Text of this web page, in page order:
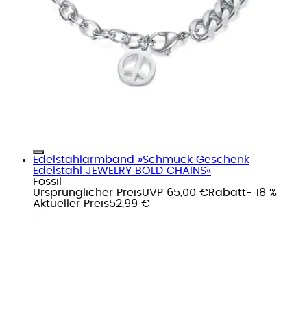
Edelstahlarmband »Schmuck Geschenk
Edelstahl JEWELRY BOLD CHAINS«
Fossil
Ursprünglicher PreisUVP 65,00 €Rabatt- 18 %
Aktueller Preis52,99 €